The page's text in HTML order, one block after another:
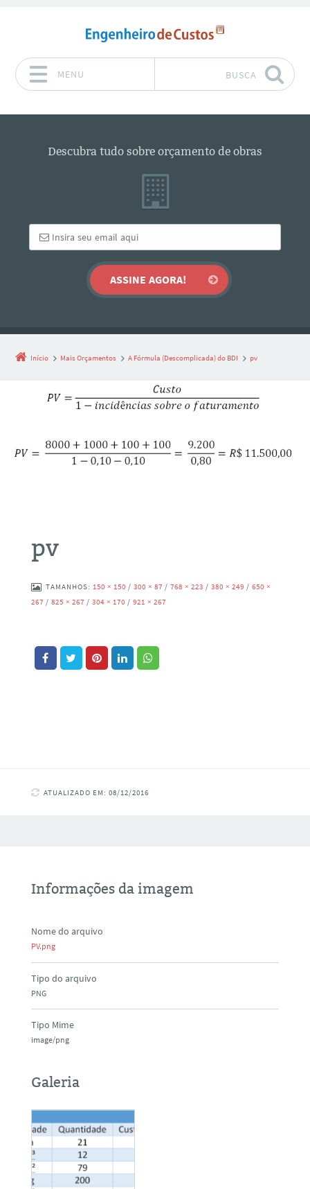
MENU BUSCA
Descubra tudo sobre orçamento de obras
Início Mais Orçamentos A Fórmula (Descomplicada) do BDI pv
pv
TAMANHOS: 150 × 150 / 300 × 87 / 768 × 223 / 380 × 249 / 650 ×
267 / 825 × 267 / 304 × 170 / 921 × 267
ATUALIZADO EM: 08/12/2016
Informações da imagem
Nome do arquivo
PV.png
Tipo do arquivo
PNG
Tipo Mime
image/png
Galeria